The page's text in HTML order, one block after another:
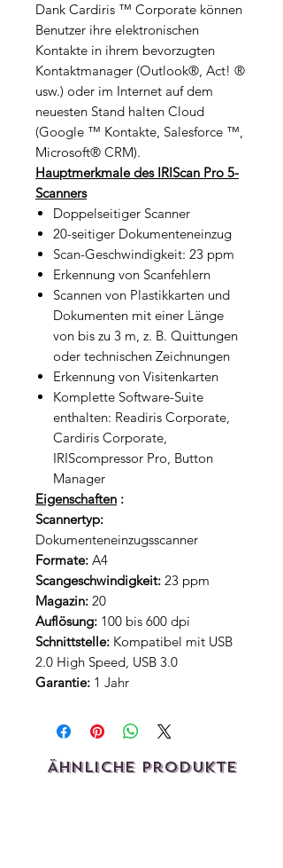
Dank Cardiris ™ Corporate können
Benutzer ihre elektronischen
Kontakte in ihrem bevorzugten
Kontaktmanager (Outlook®, Act! ®
usw.) oder im Internet auf dem
neuesten Stand halten Cloud
(Google ™ Kontakte, Salesforce ™,
Microsoft® CRM).
Hauptmerkmale des IRIScan Pro 5-
Scanners
Doppelseitiger Scanner
20-seitiger Dokumenteneinzug
Scan-Geschwindigkeit: 23 ppm
Erkennung von Scanfehlern
Scannen von Plastikkarten und
Dokumenten mit einer Länge
von bis zu 3 m, z. B. Quittungen
oder technischen Zeichnungen
Erkennung von Visitenkarten
Komplette Software-Suite
enthalten: Readiris Corporate,
Cardiris Corporate,
IRIScompressor Pro, Button
Manager
Eigenschaften :
Scannertyp:
Dokumenteneinzugsscanner
Formate: A4
Scangeschwindigkeit: 23 ppm
Magazin: 20
Auflösung: 100 bis 600 dpi
Schnittstelle: Kompatibel mit USB
2.0 High Speed, USB 3.0
Garantie: 1 Jahr
Ähnliche Produkte